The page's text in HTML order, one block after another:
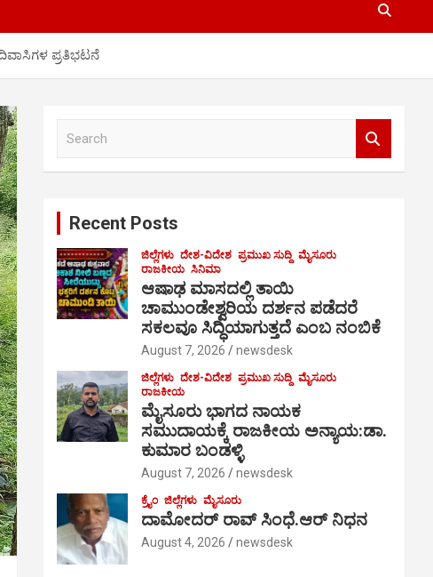
ಪ್ರತಿಭಟನೆ
Recent Posts
ಜಿಲ್ಲೆಗಳು ದೇಶ-ವಿದೇಶ ಪ್ರಮುಖ ಸುದ್ದಿ ಮೈಸೂರು
ರಾಜಕೀಯ ಸಿನಿಮಾ
ಆಷಾಢ ಮಾಸದಲ್ಲಿ ತಾಯಿ
ಚಾಮುಂಡೇಶ್ವರಿಯ ದರ್ಶನ ಪಡೆದರೆ
ಸಕಲವೂ ಸಿದ್ಧಿಯಾಗುತ್ತದೆ ಎಂಬ ನಂಬಿಕೆ
August 7, 2026 newsdesk
ಜಿಲ್ಲೆಗಳು ದೇಶ-ವಿದೇಶ ಪ್ರಮುಖ ಸುದ್ದಿ ಮೈಸೂರು
ರಾಜಕೀಯ
ಮೈಸೂರು ಭಾಗದ ನಾಯಕ
ಸಮುದಾಯಕ್ಕೆ ರಾಜಕೀಯ ಅನ್ಯಾಯ:ಡಾ.
ಕುಮಾರ ಬಂಡಳ್ಳಿ
August 7, 2026 newsdesk
ಕ್ರೈಂ ಜಿಲ್ಲೆಗಳು ಮೈಸೂರು
ದಾಮೋದರ್ ರಾವ್ ಸಿಂಧೆ.ಆರ್ ನಿಧನ
August 4, 2026 newsdesk